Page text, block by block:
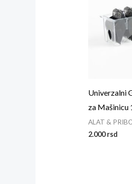
Univerzalni
za Mašinicu
ALAT &
2.000rsd